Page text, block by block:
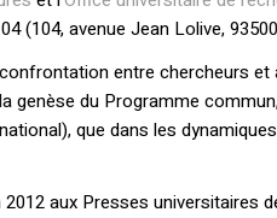
(104, avenue Jean Lolive,
entre chercheurs et
genèse du Programme
que dans les
aux Presses universitaires